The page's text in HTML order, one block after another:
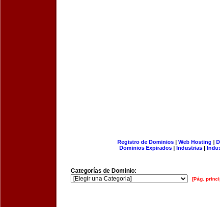
Registro de Dominios| Web Hosting |
Dominios Expirados | Industrias |
Categorías de Dominio:
[Pág.